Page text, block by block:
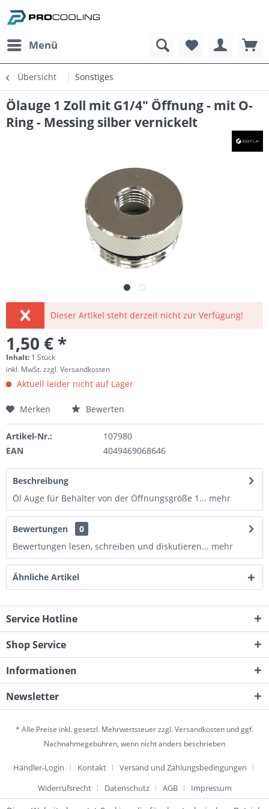
Menü
Übersicht Sonstiges
Ölauge 1 Zoll mit G1/4" Öffnung - mit O-
Ring - Messing silber vernickelt
Dieser Artikel steht derzeit nicht zur Verfügung!
1,50 € *
Inhalt: 1 Stück
inkl. MwSt.zzgl. Versandkosten
Aktuell leider nicht auf Lager
Merken Bewerten
Artikel-Nr.:
107980
EAN
4049469068646
Beschreibung
Öl Auge für Behälter von der Öffnungsgröße 1... mehr
Bewertungen
0
Bewertungen lesen, schreiben und diskutieren... mehr
Ähnliche Artikel
Service Hotline
Shop Service
Informationen
Newsletter
* Alle Preise inkl. gesetzl. Mehrwertsteuer zzgl.Versandkosten und ggf.
Nachnahmegebühren, wenn nicht anders beschrieben
Händler-Login Kontakt
Versand und Zahlungsbedingungen
Widerrufsrecht
Datenschutz AGB Impressum